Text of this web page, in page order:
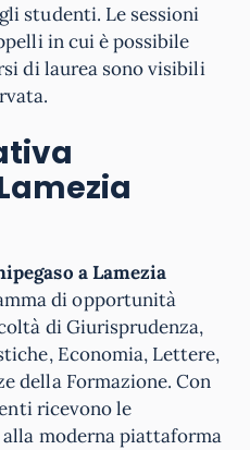
studenti. Le sessioni
in cui è possibile
di laurea sono visibili
a Lamezia
di opportunità
di Giurisprudenza,
Economia, Lettere,
della Formazione. Con
ricevono le
moderna piattaforma